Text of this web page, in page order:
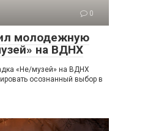
0
молодежную
на ВДНХ
«Не/музей» на ВДНХ
осознанный выбор в